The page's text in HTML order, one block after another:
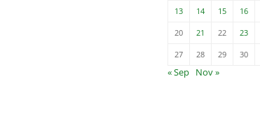
13 14 15 16
20 21 22 23
27 28 29 30
« Sep Nov »